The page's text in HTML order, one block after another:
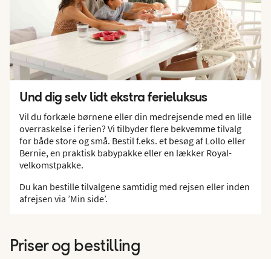
Und dig selv lidt ekstra ferieluksus
Vil du forkæle børnene eller din medrejsende med en lille
overraskelse i ferien? Vi tilbyder flere bekvemme tilvalg
for både store og små. Bestil f.eks. et besøg af Lollo eller
Bernie, en praktisk babypakke eller en lækker Royal-
velkomstpakke.
Du kan bestille tilvalgene samtidig med rejsen eller inden
afrejsen via ’Min side’.
Priser og bestilling